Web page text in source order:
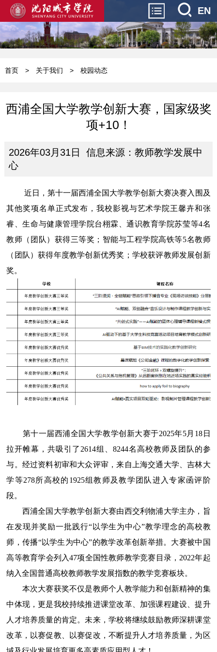
EN
首页 > 关于我们 > 校园动态
西浦全国大学教学创新大赛，国家级奖
项+10！
2026年03月31日 信息来源：教师教学发展中
心
近日，第十一届西浦全国大学教学创新大赛决赛入围及
其他奖项名单正式发布，我校影视与艺术学院王馨卉和张
睿、生命与健康管理学院台栩霖、通识教育学院苏莹等4名
教师（团队）获得三等奖；智能与工程学院高铁等5名教师
（团队）获得年度教学创新优秀奖；学校获评教师发展创新
奖。
第十一届西浦全国大学教学创新大赛于2025年5月 18 日
拉开帷幕，共吸引了 2614组、 8244名高校教师及团队的参
与。经过资料初审和大众评审，来自上海交通大学、吉林大
学等278所高校的 1925组教师及教学团队进入专家函评阶
段。
西浦全国大学教学创新大赛由西交利物浦大学主办，旨
在发现并奖励一批践行“以学生为中心”教学理念的高校教
师，传播“以学生为中心”的教学改革创新举措。大赛被中国
高等教育学会列入47项全国性教师教学竞赛目录， 2022年起
纳入全国普通高校教师教学发展指数的教学竞赛板块。
本次大赛获奖不仅是教师个人教学能力和创新精神的集
中体现，更是我校持续推进课堂改革、加强课程建设、提升
人才培养质量的肯定。未来，学校将继续鼓励教师深耕课堂
改革，以赛促教、以赛促改，不断提升人才培养质量，为区